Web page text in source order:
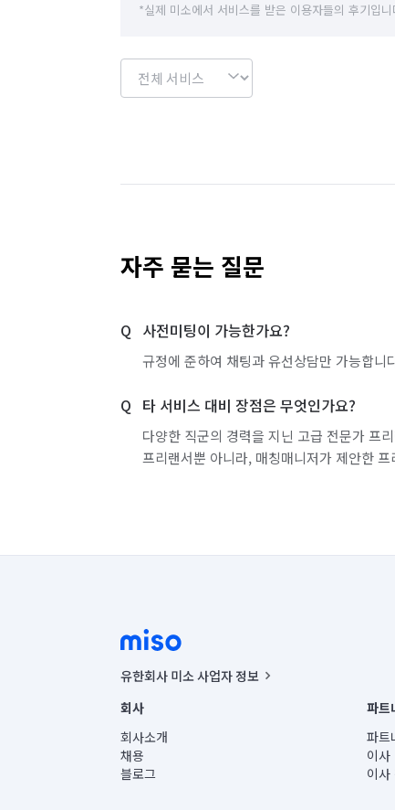
*실제 미소에서 서비스를 받은 이용자들의 후기입니
자주 묻는 질문
사전미팅이 가능한가요?
규정에 준하여 채팅과 유선상담만 가능합니
타 서비스 대비 장점은 무엇인가요?
다양한 직군의 경력을 지닌 고급 전문가 프
프리랜서뿐 아니라, 매칭매니저가 제안한
유한회사 미소 사업자 정보
사업자등록번호 : 291-87-00271 | 인허가번호 : 2016-
통신판매신고번호 : 2024-서울종로-1400(공정거래위원
대표이사 : CHING VICTOR COLUMBIA RHEE
주소 | 본사: 서울특별시 종로구 율곡로 6(중학동, 트윈트
컨택센터 : 서울특별시 종로구 수송동 율곡로 24, 7층,
회사
회사소개
채용
블로그
파트
파트
이사
이